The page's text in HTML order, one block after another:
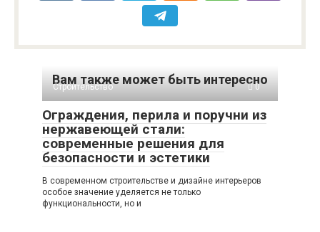
Вам также может быть интересно
Строительство 0
Ограждения, перила и поручни из
нержавеющей стали:
современные решения для
безопасности и эстетики
В современном строительстве и дизайне интерьеров
особое значение уделяется не только
функциональности, но и